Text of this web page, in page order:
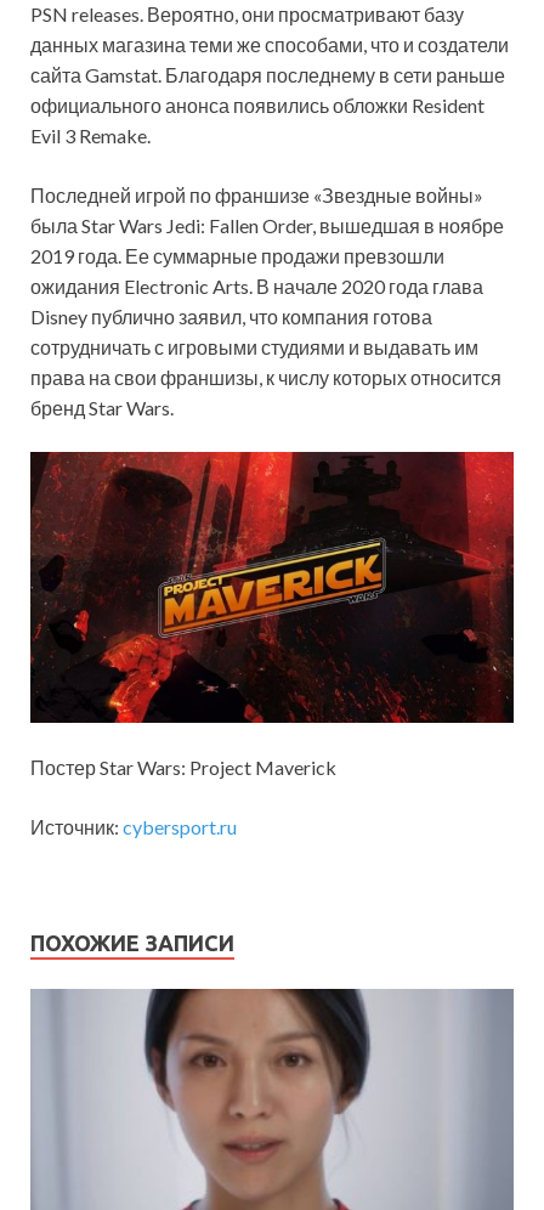
PSN releases. Вероятно, они просматривают базу
данных магазина теми же способами, что и создатели
сайта Gamstat. Благодаря последнему в сети раньше
официального анонса появились обложки Resident
Evil 3 Remake.
Последней игрой по франшизе «Звездные войны»
была Star Wars Jedi: Fallen Order, вышедшая в ноябре
2019 года. Ее суммарные продажи превзошли
ожидания Electronic Arts. В начале 2020 года глава
Disney публично заявил, что компания готова
сотрудничать с игровыми студиями и выдавать им
права на свои франшизы, к числу которых относится
бренд Star Wars.
Постер Star Wars: Project Maverick
Источник: cybersport.ru
ПОХОЖИЕ ЗАПИСИ